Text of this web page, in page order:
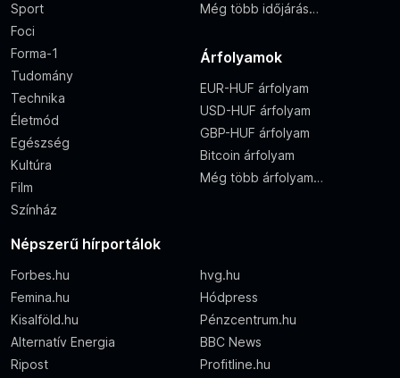
Sport
Foci
Forma-1
Tudomány
Technika
Életmód
Egészség
Kultúra
Film
Színház
Még több időjárás…
Árfolyamok
EUR-HUF árfolyam
USD-HUF árfolyam
GBP-HUF árfolyam
Bitcoin árfolyam
Még több árfolyam…
Népszerű hírportálok
Forbes.hu
hvg.hu
Femina.hu
Hódpress
Kisalföld.hu
Pénzcentrum.hu
Alternatív Energia
BBC News
Ripost
Profitline.hu